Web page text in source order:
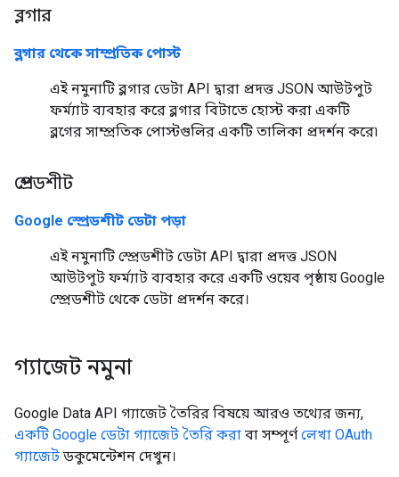
ব্লগার
ব্লগার থেকে সাম্প্রতিক পোস্ট
এই নমুনাটি ব্লগার ডেটা API দ্বারা প্রদত্ত JSON আউটপুট
ফর্ম্যাট ব্যবহার করে ব্লগার বিটাতে হোস্ট করা একটি
ব্লগের সাম্প্রতিক পোস্টগুলির একটি তালিকা প্রদর্শন করে৷
স্প্রেডশীট
Google স্প্রেডশীট ডেটা পড়া
এই নমুনাটি স্প্রেডশীট ডেটা API দ্বারা প্রদত্ত JSON
আউটপুট ফর্ম্যাট ব্যবহার করে একটি ওয়েব পৃষ্ঠায় Google
স্প্রেডশীট থেকে ডেটা প্রদর্শন করে।
গ্যাজেট নমুনা
Google Data API গ্যাজেট তৈরির বিষয়ে আরও তথ্যের জন্য,
একটি Google ডেটা গ্যাজেট তৈরি করা বা সম্পূর্ণলেখা OAuth
গ্যাজেট ডকুমেন্টেশন দেখুন।